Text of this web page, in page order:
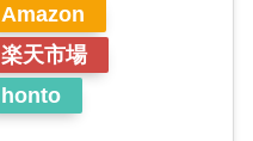
Amazon
楽天市場
honto